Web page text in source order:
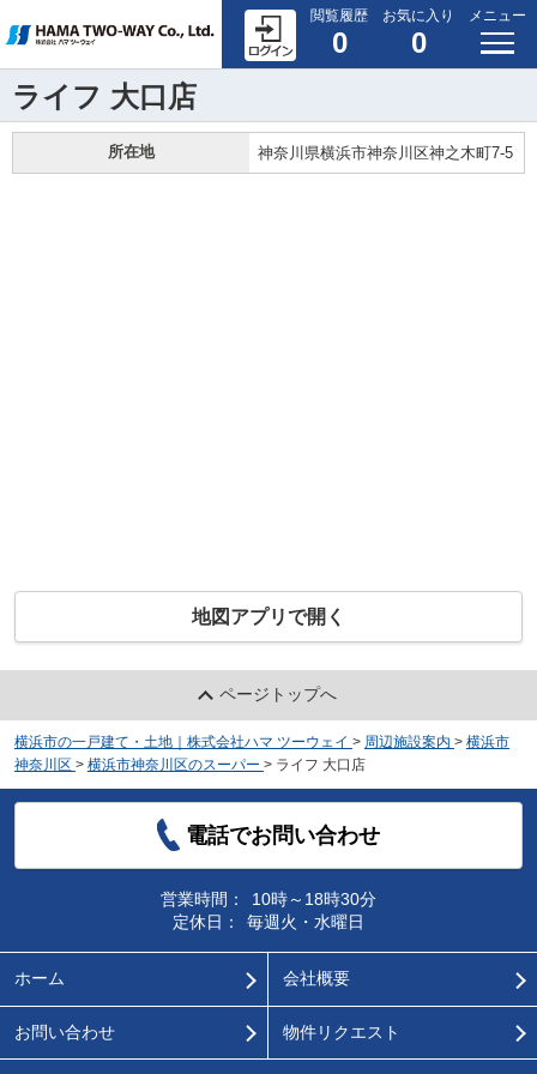
閲覧履歴
0
お気に入り
0
メニュー
ライフ 大口店
所在地 神奈川県横浜市神奈川区神之木町7-5
地図アプリで開く
ページトップへ
横浜市の一戸建て・土地｜株式会社ハマ ツーウェイ > 周辺施設案内 > 横浜市
神奈川区 > 横浜市神奈川区のスーパー > ライフ 大口店
電話でお問い合わせ
営業時間：
10時～18時30分
定休日：
毎週火・水曜日
ホーム 会社概要
お問い合わせ 物件リクエスト